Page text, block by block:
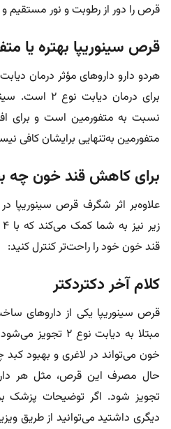
قرص را دور از رطوبت و نور مستقیم و
قرص سینوریپا بهتره یا
هردو دارو داروهای مؤثر درمان
برای درمان
نسبت به متفورمین است و برای
متفورمین به‌تنهایی برایشان کافی
برای کاهش قند خون چه
علاوه‌بر اثر شگرف قرص سینوریپا
قند خون خود را راحت‌تر کنترل کنید:
کلام آخر دکتردکتر
قرص سینوریپا یکی از داروهای
مبتلا به دیابت
خون می‌تواند در لاغری و بهبود
حال مصرف این قرص، مثل هر
تجویز شود. اگر توضیحات پزشک
دیگری داشتید می‌توانید از طریق